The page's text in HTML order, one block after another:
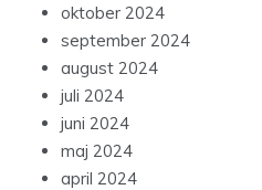
oktober 2024
september 2024
august 2024
juli 2024
juni 2024
maj 2024
april 2024